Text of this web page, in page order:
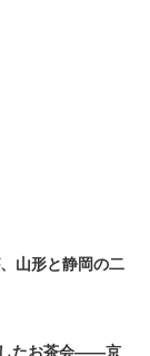
山形と静岡の二
したお茶会——京